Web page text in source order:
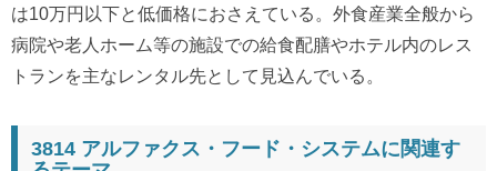
は10万円以下と低価格におさえている。外食産業全般から
病院や老人ホーム等の施設での給食配膳やホテル内のレス
トランを主なレンタル先として見込んでいる。
3814 アルファクス・フード・システムに関連す